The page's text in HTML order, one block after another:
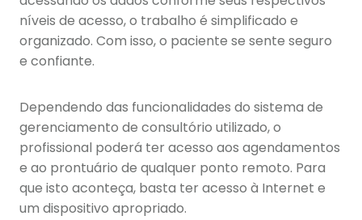
níveis de acesso, o trabalho é simplificado e
organizado. Com isso, o paciente se sente seguro
e confiante.
Dependendo das funcionalidades do sistema de
gerenciamento de consultório utilizado, o
profissional poderá ter acesso aos agendamentos
e ao prontuário de qualquer ponto remoto. Para
que isto aconteça, basta ter acesso à Internet e
um dispositivo apropriado.